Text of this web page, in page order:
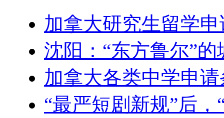
加拿大研究生留学
沈阳：“东方鲁尔”
加拿大各类中学申
“最严短剧新规”后